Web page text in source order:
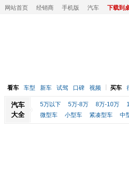
网站首页 经销商 手机版 汽车 下载到
看车 车型 新车 试驾 口碑 视频 买车
汽车
大全
5万以下 5万-8万 8万-10万
微型车
小型车 紧凑型车 中